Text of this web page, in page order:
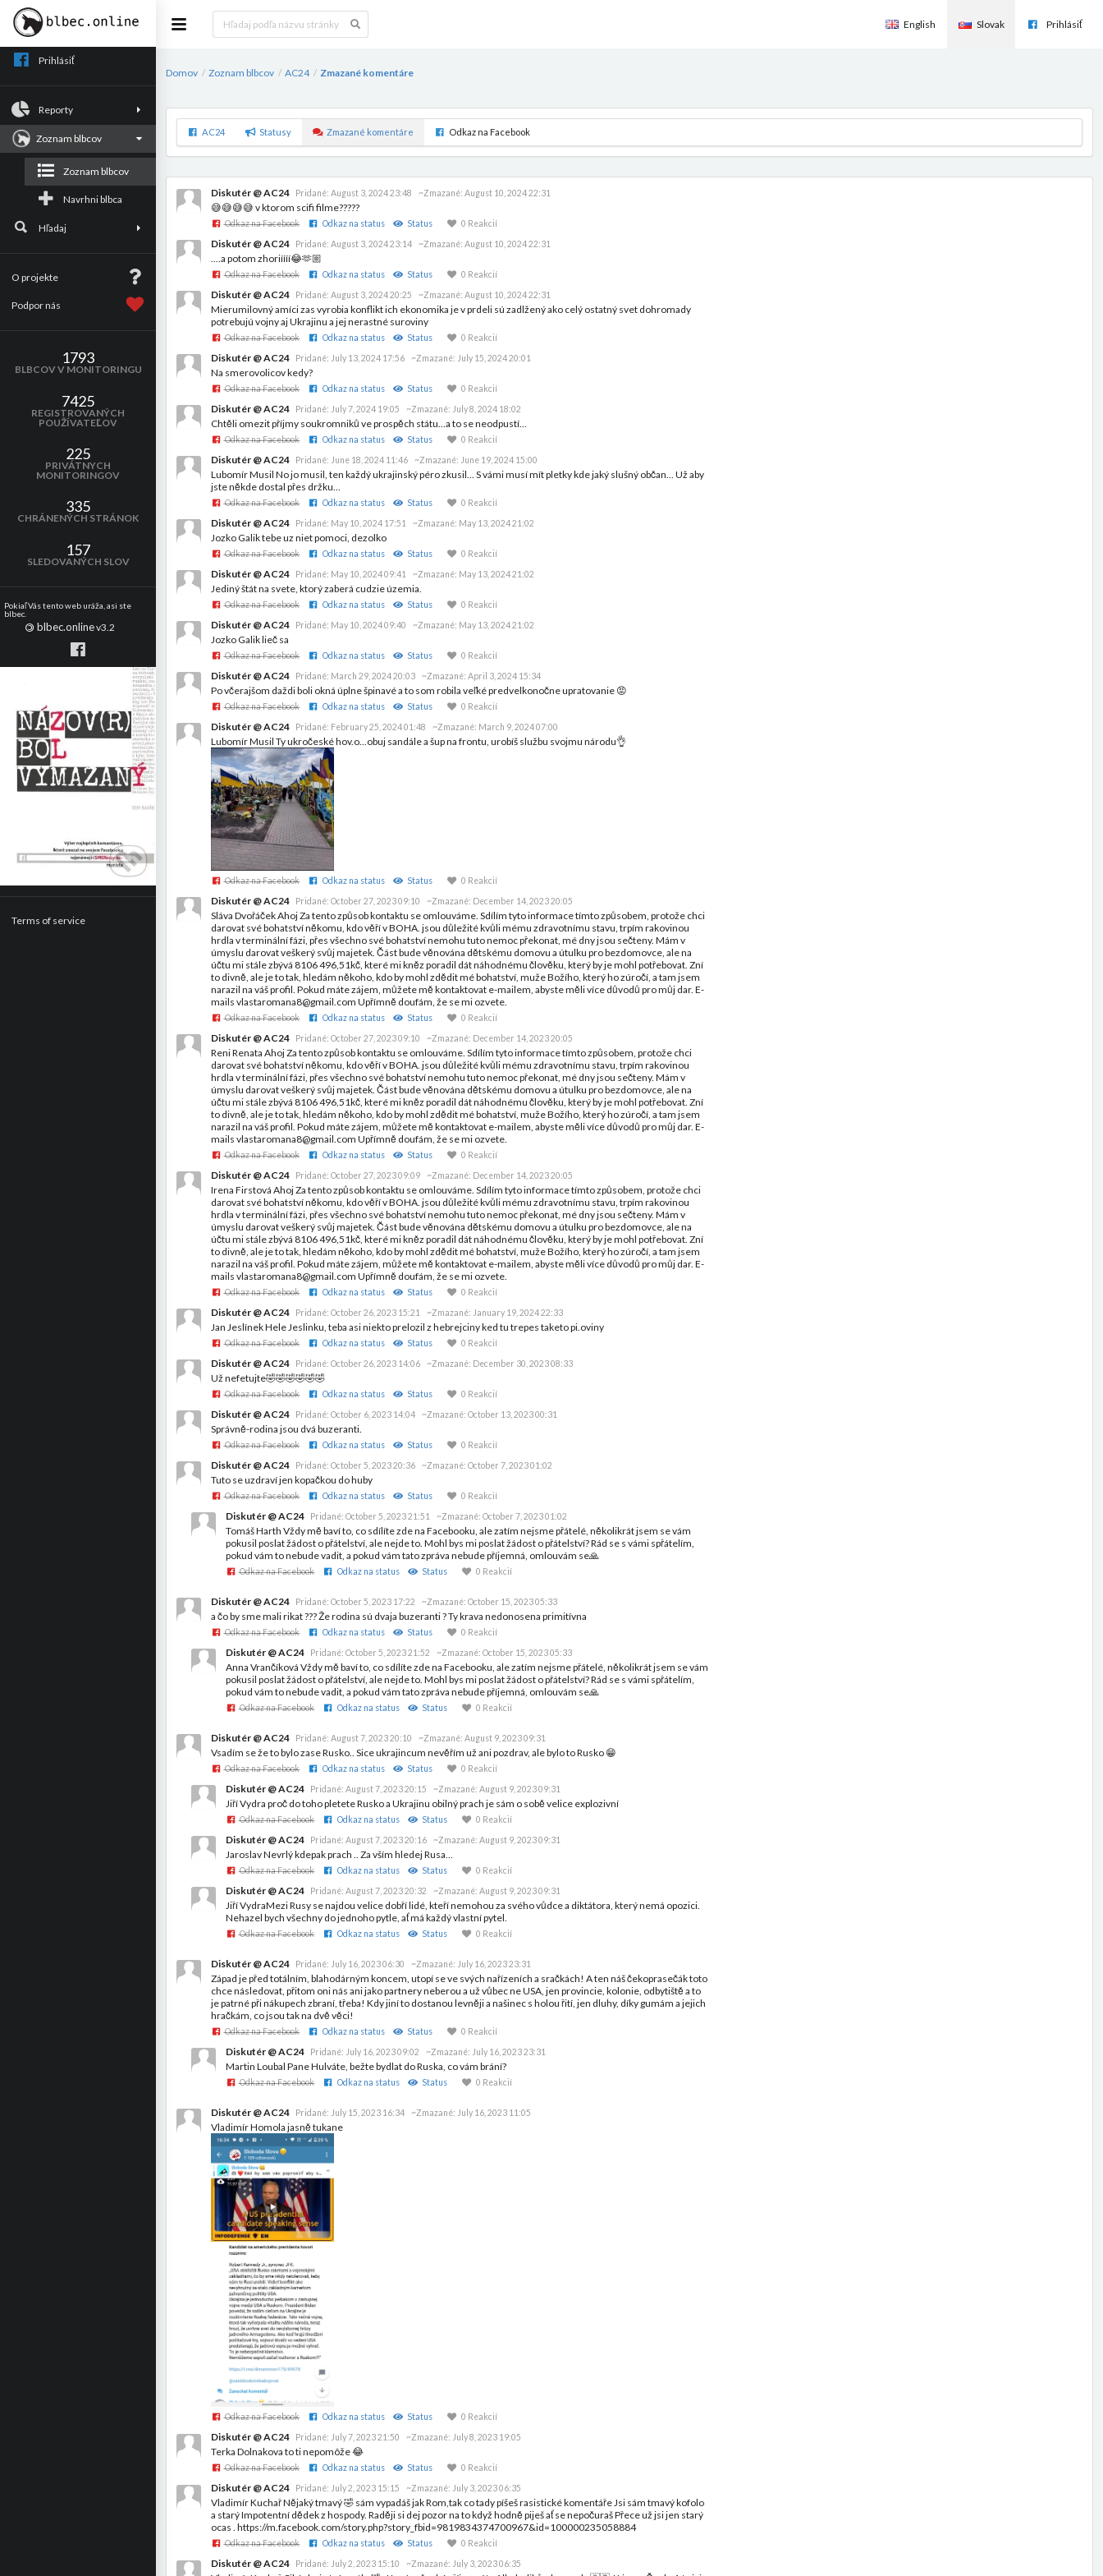
Prihlásiť
Reporty
Zoznam blbcov
Zoznam blbcov
Navrhni blbca
Hľadaj
O projekte
Podpor nás
1793
BLBCOV V MONITORINGU
7425
REGISTROVANÝCH
POUŽÍVATEĽOV
225
PRIVÁTNYCH
MONITORINGOV
335
CHRÁNENÝCH STRÁNOK
157
SLEDOVANÝCH SLOV
Pokiaľ Vás tento web uráža, asi ste
blbec.
© blbec.onlinev3.2
Terms of service
English Slovak Prihlásiť
Domov / Zoznam blbcov / AC24 / Zmazané komentáre
AC24 Statusy Zmazané komentáre Odkaz na Facebook
Diskutér @ AC24 Pridané:August 3, 2024 23:48 ~Zmazané: August 10, 2024 22:31
😅😅😅😅 v ktorom scifi filme?????
Odkaz na Facebook Odkaz na status Status 0 Reakcií
Diskutér @ AC24 Pridané:August 3, 2024 23:14 ~Zmazané: August 10, 2024 22:31
....a potom zhoriíííí😂🫶🏼
Odkaz na Facebook Odkaz na status Status 0 Reakcií
Diskutér @ AC24 Pridané:August 3, 2024 20:25 ~Zmazané: August 10, 2024 22:31
Mierumilovný amíci zas vyrobia konflikt ich ekonomika je v prdeli sú zadlžený ako celý ostatný svet dohromady
potrebujú vojny aj Ukrajinu a jej nerastné suroviny
Odkaz na Facebook Odkaz na status Status 0 Reakcií
Diskutér @ AC24 Pridané: July 13, 2024 17:56 ~Zmazané: July 15, 2024 20:01
Na smerovolicov kedy?
Odkaz na Facebook Odkaz na status Status 0 Reakcií
Diskutér @ AC24 Pridané: July 7, 2024 19:05 ~Zmazané: July 8, 2024 18:02
Chtěli omezit příjmy soukromniků ve prospěch státu...a to se neodpustí...
Odkaz na Facebook Odkaz na status Status 0 Reakcií
Diskutér @ AC24 Pridané: June 18, 2024 11:46 ~Zmazané: June 19, 2024 15:00
Lubomír Musil No jo musil, ten každý ukrajinský péro zkusil... S vámi musí mít pletky kde jaký slušný občan... Už aby
jste někde dostal přes držku...
Odkaz na Facebook Odkaz na status Status 0 Reakcií
Diskutér @ AC24 Pridané: May 10, 2024 17:51 ~Zmazané: May 13, 2024 21:02
Jozko Galik tebe uz niet pomoci, dezolko
Odkaz na Facebook Odkaz na status Status 0 Reakcií
Diskutér @ AC24 Pridané: May 10, 2024 09:41 ~Zmazané: May 13, 2024 21:02
Jediný štát na svete, ktorý zaberá cudzie územia.
Odkaz na Facebook Odkaz na status Status 0 Reakcií
Diskutér @ AC24 Pridané: May 10, 2024 09:40 ~Zmazané: May 13, 2024 21:02
Jozko Galik lieč sa
Odkaz na Facebook Odkaz na status Status 0 Reakcií
Diskutér @ AC24 Pridané: March 29, 2024 20:03 ~Zmazané: April 3, 2024 15:34
Po včerajšom daždi boli okná úplne špinavé a to som robila veľké predvelkonočne upratovanie 😡
Odkaz na Facebook Odkaz na status Status 0 Reakcií
Diskutér @ AC24 Pridané: February 25, 2024 01:48 ~Zmazané: March 9, 2024 07:00
Lubomír Musil Ty ukročeské hov.o...obuj sandále a šup na frontu, urobíš službu svojmu národu👌
Odkaz na Facebook Odkaz na status Status 0 Reakcií
Diskutér @ AC24 Pridané:October 27, 2023 09:10 ~Zmazané: December 14, 2023 20:05
Sláva Dvořáček Ahoj Za tento způsob kontaktu se omlouváme. Sdílím tyto informace tímto způsobem, protože chci
darovat své bohatství někomu, kdo věří v BOHA. jsou důležité kvůli mému zdravotnímu stavu, trpím rakovinou
hrdla v terminální fázi, přes všechno své bohatství nemohu tuto nemoc překonat, mé dny jsou sečteny. Mám v
úmyslu darovat veškerý svůj majetek. Část bude věnována dětskému domovu a útulku pro bezdomovce, ale na
účtu mi stále zbývá 8106 496,51kč, které mi kněz poradil dát náhodnému člověku, který by je mohl potřebovat. Zní
to divně, ale je to tak, hledám někoho, kdo by mohl zdědit mé bohatství, muže Božího, který ho zúročí, a tam jsem
narazil na váš profil. Pokud máte zájem, můžete mě kontaktovat e-mailem, abyste měli více důvodů pro můj dar. E-
mails vlastaromana8@gmail.com Upřímně doufám, že se mi ozvete.
Odkaz na Facebook Odkaz na status Status 0 Reakcií
Diskutér @ AC24 Pridané:October 27, 2023 09:10 ~Zmazané: December 14, 2023 20:05
Reni Renata Ahoj Za tento způsob kontaktu se omlouváme. Sdílím tyto informace tímto způsobem, protože chci
darovat své bohatství někomu, kdo věří v BOHA. jsou důležité kvůli mému zdravotnímu stavu, trpím rakovinou
hrdla v terminální fázi, přes všechno své bohatství nemohu tuto nemoc překonat, mé dny jsou sečteny. Mám v
úmyslu darovat veškerý svůj majetek. Část bude věnována dětskému domovu a útulku pro bezdomovce, ale na
účtu mi stále zbývá 8106 496,51kč, které mi kněz poradil dát náhodnému člověku, který by je mohl potřebovat. Zní
to divně, ale je to tak, hledám někoho, kdo by mohl zdědit mé bohatství, muže Božího, který ho zúročí, a tam jsem
narazil na váš profil. Pokud máte zájem, můžete mě kontaktovat e-mailem, abyste měli více důvodů pro můj dar. E-
mails vlastaromana8@gmail.com Upřímně doufám, že se mi ozvete.
Odkaz na Facebook Odkaz na status Status 0 Reakcií
Diskutér @ AC24 Pridané:October 27, 2023 09:09 ~Zmazané: December 14, 2023 20:05
Irena Firstová Ahoj Za tento způsob kontaktu se omlouváme. Sdílím tyto informace tímto způsobem, protože chci
darovat své bohatství někomu, kdo věří v BOHA. jsou důležité kvůli mému zdravotnímu stavu, trpím rakovinou
hrdla v terminální fázi, přes všechno své bohatství nemohu tuto nemoc překonat, mé dny jsou sečteny. Mám v
úmyslu darovat veškerý svůj majetek. Část bude věnována dětskému domovu a útulku pro bezdomovce, ale na
účtu mi stále zbývá 8106 496,51kč, které mi kněz poradil dát náhodnému člověku, který by je mohl potřebovat. Zní
to divně, ale je to tak, hledám někoho, kdo by mohl zdědit mé bohatství, muže Božího, který ho zúročí, a tam jsem
narazil na váš profil. Pokud máte zájem, můžete mě kontaktovat e-mailem, abyste měli více důvodů pro můj dar. E-
mails vlastaromana8@gmail.com Upřímně doufám, že se mi ozvete.
Odkaz na Facebook Odkaz na status Status 0 Reakcií
Diskutér @ AC24 Pridané:October 26, 2023 15:21 ~Zmazané: January 19, 2024 22:33
Jan Jeslínek Hele Jeslinku, teba asi niekto prelozil z hebrejciny ked tu trepes taketo pi.oviny
Odkaz na Facebook Odkaz na status Status 0 Reakcií
Diskutér @ AC24 Pridané:October 26, 2023 14:06 ~Zmazané: December 30, 2023 08:33
Už nefetujte🤣🤣🤣🤣🤣🤣
Odkaz na Facebook Odkaz na status Status 0 Reakcií
Diskutér @ AC24 Pridané:October 6, 2023 14:04 ~Zmazané: October 13, 2023 00:31
Správně-rodina jsou dvá buzeranti.
Odkaz na Facebook Odkaz na status Status 0 Reakcií
Diskutér @ AC24 Pridané:October 5, 2023 20:36 ~Zmazané: October 7, 2023 01:02
Tuto se uzdraví jen kopačkou do huby
Odkaz na Facebook Odkaz na status Status 0 Reakcií
Diskutér @ AC24 Pridané:October 5, 2023 21:51 ~Zmazané: October 7, 2023 01:02
Tomáš Harth Vždy mě baví to, co sdílíte zde na Facebooku, ale zatím nejsme přátelé, několikrát jsem se vám
pokusil poslat žádost o přátelství, ale nejde to. Mohl bys mi poslat žádost o přátelství? Rád se s vámi spřátelím,
pokud vám to nebude vadit, a pokud vám tato zpráva nebude příjemná, omlouvám se🙏
Odkaz na Facebook Odkaz na status Status 0 Reakcií
Diskutér @ AC24 Pridané:October 5, 2023 17:22 ~Zmazané: October 15, 2023 05:33
a čo by sme mali rikat ??? Že rodina sú dvaja buzeranti ? Ty krava nedonosena primitívna
Odkaz na Facebook Odkaz na status Status 0 Reakcií
Diskutér @ AC24 Pridané:October 5, 2023 21:52 ~Zmazané: October 15, 2023 05:33
Anna Vrančíková Vždy mě baví to, co sdílíte zde na Facebooku, ale zatím nejsme přátelé, několikrát jsem se vám
pokusil poslat žádost o přátelství, ale nejde to. Mohl bys mi poslat žádost o přátelství? Rád se s vámi spřátelím,
pokud vám to nebude vadit, a pokud vám tato zpráva nebude příjemná, omlouvám se🙏
Odkaz na Facebook Odkaz na status Status 0 Reakcií
Diskutér @ AC24 Pridané:August 7, 2023 20:10 ~Zmazané: August 9, 2023 09:31
Vsadím se že to bylo zase Rusko.. Sice ukrajincum nevěřím už ani pozdrav, ale bylo to Rusko 😁
Odkaz na Facebook Odkaz na status Status 0 Reakcií
Diskutér @ AC24 Pridané:August 7, 2023 20:15 ~Zmazané: August 9, 2023 09:31
Jiří Vydra proč do toho pletete Rusko a Ukrajinu obilný prach je sám o sobě velice explozivní
Odkaz na Facebook Odkaz na status Status 0 Reakcií
Diskutér @ AC24 Pridané:August 7, 2023 20:16 ~Zmazané: August 9, 2023 09:31
Jaroslav Nevrlý kdepak prach .. Za vším hledej Rusa...
Odkaz na Facebook Odkaz na status Status 0 Reakcií
Diskutér @ AC24 Pridané:August 7, 2023 20:32 ~Zmazané: August 9, 2023 09:31
Jiří VydraMezi Rusy se najdou velice dobří lidé, kteří nemohou za svého vůdce a diktátora, který nemá opozici.
Nehazel bych všechny do jednoho pytle, ať má každý vlastní pytel.
Odkaz na Facebook Odkaz na status Status 0 Reakcií
Diskutér @ AC24 Pridané: July 16, 2023 06:30 ~Zmazané: July 16, 2023 23:31
Západ je před totálním, blahodárným koncem, utopí se ve svých nařízeních a sračkách! A ten náš čekoprasečák toto
chce následovat, přitom oni nás ani jako partnery neberou a už vůbec ne USA, jen provincie, kolonie, odbytiště a to
je patrné při nákupech zbraní, třeba! Kdy jiní to dostanou levněji a našinec s holou řití, jen dluhy, díky gumám a jejich
hračkám, co jsou tak na dvě věci!
Odkaz na Facebook Odkaz na status Status 0 Reakcií
Diskutér @ AC24 Pridané: July 16, 2023 09:02 ~Zmazané: July 16, 2023 23:31
Martin Loubal Pane Hulváte, bežte bydlat do Ruska, co vám brání?
Odkaz na Facebook Odkaz na status Status 0 Reakcií
Diskutér @ AC24 Pridané: July 15, 2023 16:34 ~Zmazané: July 16, 2023 11:05
Vladimír Homola jasně tukane
Odkaz na Facebook Odkaz na status Status 0 Reakcií
Diskutér @ AC24 Pridané: July 7, 2023 21:50 ~Zmazané: July 8, 2023 19:05
Terka Dolnakova to ti nepomôže 😂
Odkaz na Facebook Odkaz na status Status 0 Reakcií
Diskutér @ AC24 Pridané: July 2, 2023 15:15 ~Zmazané: July 3, 2023 06:35
Vladimír Kuchař Nějaký tmavý 🤣 sám vypadáš jak Rom,tak co tady píšeš rasistické komentáře Jsi sám tmavý kofolo
a starý Impotentní dědek z hospody. Raději si dej pozor na to když hodně piješ ať se nepočuraš Přece už jsi jen starý
ocas . https://m.facebook.com/story.php?story_fbid=9819834374700967&id=100000235058884
Odkaz na Facebook Odkaz na status Status 0 Reakcií
Diskutér @ AC24 Pridané: July 2, 2023 15:10 ~Zmazané: July 3, 2023 06:35